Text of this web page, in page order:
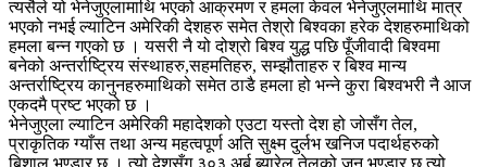
त्यसैले यो भेनेजुएलामाथि भएको आक्रमण र हमला केवल भेनेजुएलमाथि मात्र
भएको नभई ल्याटिन अमेरिकी देशहरु समेत तेश्रो बिश्वका हरेक देशहरुमाथिको
हमला बन्न गएको छ । यसरी नै यो दोश्रो बिश्व युद्ध पछि पूँजीवादी बिश्वमा
बनेको अन्तर्राष्ट्रिय संस्थाहरु,सहमतिहरु, सम्झौताहरु र बिश्व मान्य
अन्तर्राष्ट्रिय कानुनहरुमाथिको समेत ठाडै हमला हो भन्ने कुरा बिश्वभरी नै आज
एकदमै प्रष्ट भएको छ ।
भेनेजुएला ल्याटिन अमेरिकी महादेशको एउटा यस्तो देश हो जोसँग तेल,
प्राकृतिक ग्याँस तथा अन्य महत्वपूर्ण अति सुक्ष्म दुर्लभ खनिज पदार्थहरुको
बिशाल भण्डार छ । त्यो देशसँग ३०३ अर्ब ब्यारेल तेलको जुन भण्डार छ त्यो